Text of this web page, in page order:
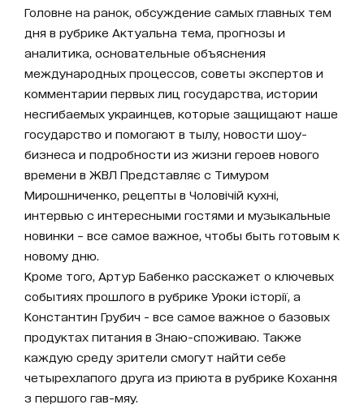
Головне на ранок, обсуждение самых главных тем
дня в рубрике Актуальна тема, прогнозы и
аналитика, основательные объяснения
международных процессов, советы экспертов и
комментарии первых лиц государства, истории
несгибаемых украинцев, которые защищают наше
государство и помогают в тылу, новости шоу-
бизнеса и подробности из жизни героев нового
времени в ЖВЛ Представляє с Тимуром
Мирошниченко, рецепты в Чоловічій кухні,
интервью с интересными гостями и музыкальные
новинки – все самое важное, чтобы быть готовым к
новому дню.
Кроме того, Артур Бабенко расскажет о ключевых
событиях прошлого в рубрике Уроки історії, а
Константин Грубич - все самое важное о базовых
продуктах питания в Знаю-споживаю. Также
каждую среду зрители смогут найти себе
четырехлапого друга из приюта в рубрике Кохання
з першого гав-мяу.